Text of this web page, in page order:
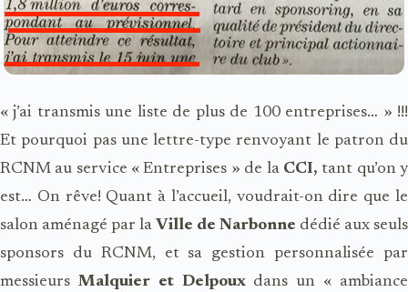
« j’ai transmis une liste de plus de 100 entreprises… » !!!
Et pourquoi pas une lettre-type renvoyant le patron du
RCNM au service « Entreprises » de la CCI, tant qu’on y
est… On rêve! Quant à l’accueil, voudrait-on dire que le
salon aménagé par la Ville de Narbonne dédié aux seuls
sponsors du RCNM, et sa gestion personnalisée par
messieurs Malquier et Delpouxdans un « ambiance